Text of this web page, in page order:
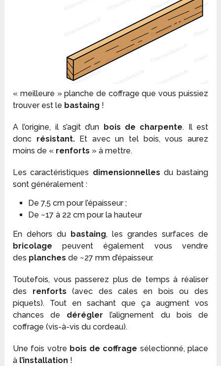
« meilleure » planche de coffrage que vous puissiez
trouver est le bastaing !
A l’origine, il s’agit d’un bois de charpente. Il est
donc résistant.Et avec un tel bois, vous aurez
moins de « renforts » à mettre.
Les caractéristiques dimensionnelles du bastaing
sont généralement :
De 7,5 cm pour l’épaisseur ;
De ~17 à 22 cm pour la hauteur
En dehors du bastaing, les grandes surfaces de
bricolage peuvent également vous vendre
des planches de ~27 mm d’épaisseur.
Toutefois, vous passerez plus de temps à réaliser
des renforts (avec des cales en bois ou des
piquets). Tout en sachant que ça augment vos
chances de dérégler l’alignement du bois de
coffrage (vis-à-vis du cordeau).
Une fois votre bois de coffrage sélectionné, place
à l’installation !